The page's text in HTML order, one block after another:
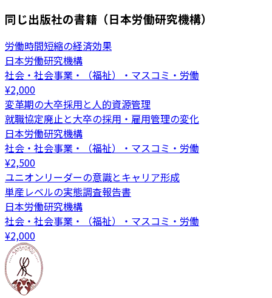
同じ出版社の書籍（日本労働研究機構）
労働時間短縮の経済効果
日本労働研究機構
社会・社会事業・（福祉）・マスコミ・労働
¥2,000
変革期の大卒採用と人的資源管理
就職協定廃止と大卒の採用・雇用管理の変化
日本労働研究機構
社会・社会事業・（福祉）・マスコミ・労働
¥2,500
ユニオンリーダーの意識とキャリア形成
単産レベルの実態調査報告書
日本労働研究機構
社会・社会事業・（福祉）・マスコミ・労働
¥2,000